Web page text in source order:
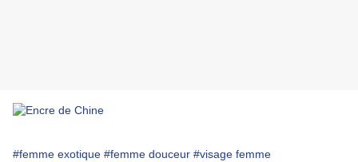
#femme exotique #femme douceur #visage femme